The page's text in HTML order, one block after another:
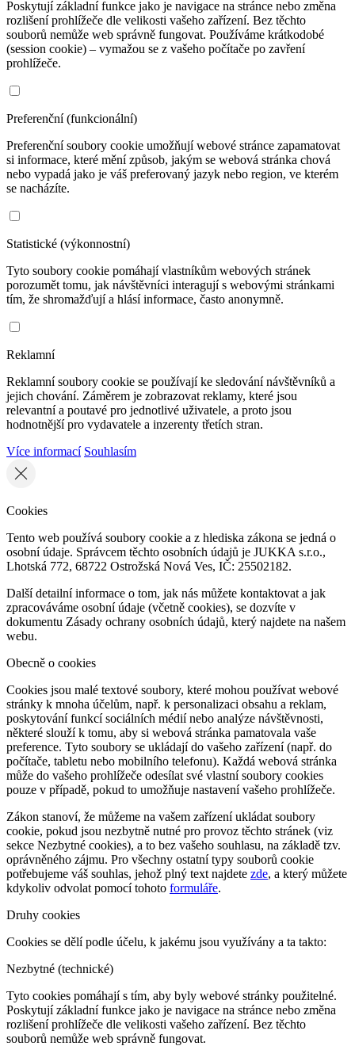
Poskytují základní funkce jako je navigace na stránce nebo změna
rozlišení prohlížeče dle velikosti vašeho zařízení. Bez těchto
souborů nemůže web správně fungovat. Používáme krátkodobé
(session cookie) – vymažou se z vašeho počítače po zavření
prohlížeče.
Preferenční (funkcionální)
Preferenční soubory cookie umožňují webové stránce zapamatovat
si informace, které mění způsob, jakým se webová stránka chová
nebo vypadá jako je váš preferovaný jazyk nebo region, ve kterém
se nacházíte.
Statistické (výkonnostní)
Tyto soubory cookie pomáhají vlastníkům webových stránek
porozumět tomu, jak návštěvníci interagují s webovými stránkami
tím, že shromažďují a hlásí informace, často anonymně.
Reklamní
Reklamní soubory cookie se používají ke sledování návštěvníků a
jejich chování. Záměrem je zobrazovat reklamy, které jsou
relevantní a poutavé pro jednotlivé uživatele, a proto jsou
hodnotnější pro vydavatele a inzerenty třetích stran.
Více informací Souhlasím
Cookies
Tento web používá soubory cookie a z hlediska zákona se jedná o
osobní údaje. Správcem těchto osobních údajů je JUKKA s.r.o.,
Lhotská 772, 68722 Ostrožská Nová Ves, IČ: 25502182.
Další detailní informace o tom, jak nás můžete kontaktovat a jak
zpracováváme osobní údaje (včetně cookies), se dozvíte v
dokumentu Zásady ochrany osobních údajů, který najdete na našem
webu.
Obecně o cookies
Cookies jsou malé textové soubory, které mohou používat webové
stránky k mnoha účelům, např. k personalizaci obsahu a reklam,
poskytování funkcí sociálních médií nebo analýze návštěvnosti,
některé slouží k tomu, aby si webová stránka pamatovala vaše
preference. Tyto soubory se ukládají do vašeho zařízení (např. do
počítače, tabletu nebo mobilního telefonu). Každá webová stránka
může do vašeho prohlížeče odesílat své vlastní soubory cookies
pouze v případě, pokud to umožňuje nastavení vašeho prohlížeče.
Zákon stanoví, že můžeme na vašem zařízení ukládat soubory
cookie, pokud jsou nezbytně nutné pro provoz těchto stránek (viz
sekce Nezbytné cookies), a to bez vašeho souhlasu, na základě tzv.
oprávněného zájmu. Pro všechny ostatní typy souborů cookie
potřebujeme váš souhlas, jehož plný text najdete zde, a který můžete
kdykoliv odvolat pomocí tohoto formuláře.
Druhy cookies
Cookies se dělí podle účelu, k jakému jsou využívány a ta takto:
Nezbytné (technické)
Tyto cookies pomáhají s tím, aby byly webové stránky použitelné.
Poskytují základní funkce jako je navigace na stránce nebo změna
rozlišení prohlížeče dle velikosti vašeho zařízení. Bez těchto
souborů nemůže web správně fungovat.